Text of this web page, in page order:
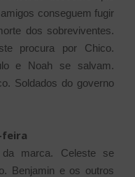
conseguem fugir
dos sobreviventes.
procura por Chico.
e Noah se salvam.
Soldados do governo
feira
da marca. Celeste se
Benjamin e os outros